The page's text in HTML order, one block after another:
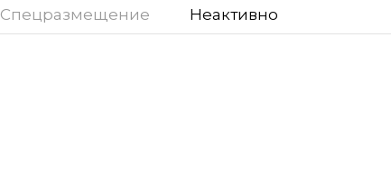
Спецразмещение Неактивно